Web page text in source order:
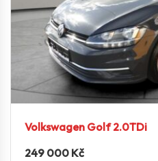
Volkswagen Golf 2.0TDi
249 000 Kč